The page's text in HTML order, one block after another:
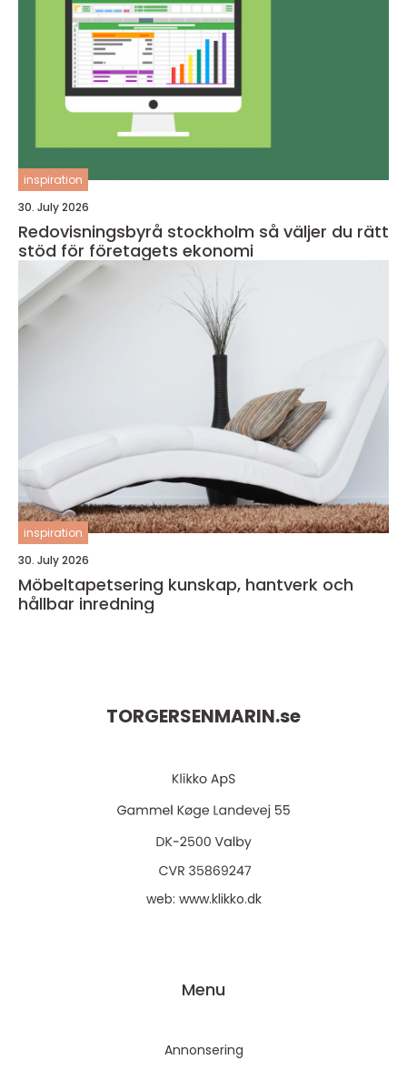
inspiration
30. July 2026
Redovisningsbyrå stockholm så väljer du rätt
stöd för företagets ekonomi
inspiration
30. July 2026
Möbeltapetsering kunskap, hantverk och
hållbar inredning
TORGERSENMARIN.se
web: www.klikko.dk
Menu
Annonsering